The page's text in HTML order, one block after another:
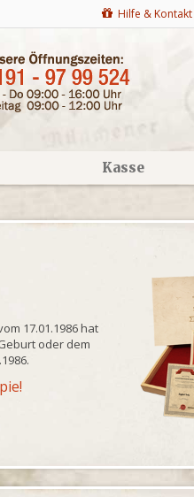
Hilfe & Kontakt
Kasse
17.01.1986 hat
oder dem